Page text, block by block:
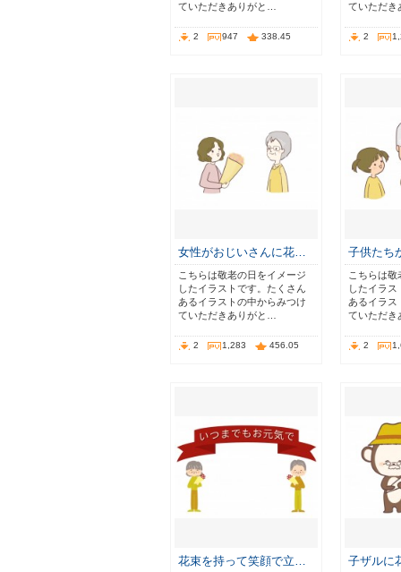
ていただきありがと…
2 947 338.45
ていただ
2
女性がおじいさんに花…
こちらは敬老の日をイメージ
したイラストです。たくさん
あるイラストの中からみつけ
ていただきありがと…
2 1,283 456.05
子供たち
こちらは敬
したイラス
あるイラス
ていただ
2
花束を持って笑顔で立… 子ザルに